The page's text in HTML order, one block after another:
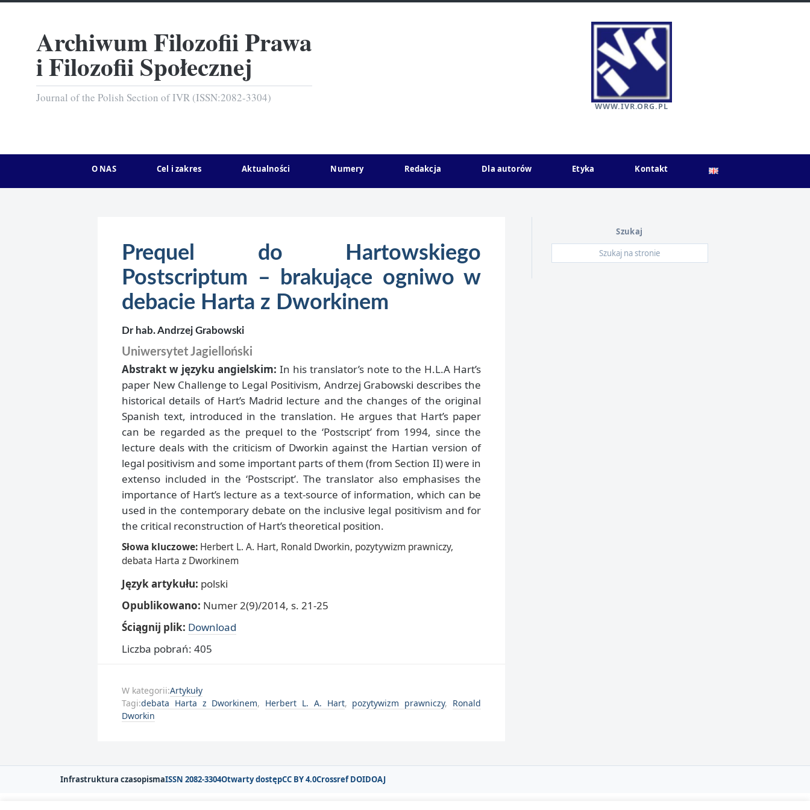
Archiwum Filozofii Prawa
i Filozofii Społecznej
Journal of the Polish Section of IVR (ISSN:2082-3304)
WWW.IVR.ORG.PL
O NAS Cel i zakres Aktualności Numery Redakcja Dla autorów Etyka Kontakt
Prequel do Hartowskiego
Postscriptum – brakujące ogniwo w
debacie Harta z Dworkinem
Dr hab. Andrzej Grabowski
Uniwersytet Jagielloński
Abstrakt w języku angielskim: In his translator’s note to the H.L.A Hart’s
paper New Challenge to Legal Positivism, Andrzej Grabowski describes the
historical details of Hart’s Madrid lecture and the changes of the original
Spanish text, introduced in the translation. He argues that Hart’s paper
can be regarded as the prequel to the ‘Postscript’ from 1994, since the
lecture deals with the criticism of Dworkin against the Hartian version of
legal positivism and some important parts of them (from Section II) were in
extenso included in the ‘Postscript’. The translator also emphasises the
importance of Hart’s lecture as a text-source of information, which can be
used in the contemporary debate on the inclusive legal positivism and for
the critical reconstruction of Hart’s theoretical position.
Słowa kluczowe: Herbert L. A. Hart, Ronald Dworkin, pozytywizm prawniczy,
debata Harta z Dworkinem
Język artykułu: polski
Opublikowano: Numer 2(9)/2014, s. 21-25
Ściągnij plik: Download
Liczba pobrań: 405
W kategorii:Artykuły
Tagi:debata Harta z Dworkinem, Herbert L. A. Hart, pozytywizm prawniczy, Ronald
Dworkin
Szukaj
Infrastruktura czasopismaISSN 2082-3304Otwarty dostępCC BY 4.0Crossref DOIDOAJ